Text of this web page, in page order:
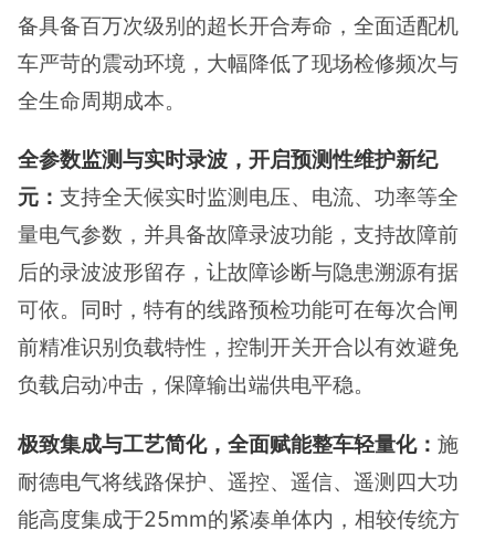
备具备百万次级别的超长开合寿命，全面适配机
车严苛的震动环境，大幅降低了现场检修频次与
全生命周期成本。
全参数监测与实时录波，开启预测性维护新纪
元： 支持全天候实时监测电压、电流、功率等全
量电气参数，并具备故障录波功能，支持故障前
后的录波波形留存，让故障诊断与隐患溯源有据
可依。同时，特有的线路预检功能可在每次合闸
前精准识别负载特性，控制开关开合以有效避免
负载启动冲击，保障输出端供电平稳。
极致集成与工艺简化，全面赋能整车轻量化： 施
耐德电气将线路保护、遥控、遥信、遥测四大功
能高度集成于25mm的紧凑单体内，相较传统方